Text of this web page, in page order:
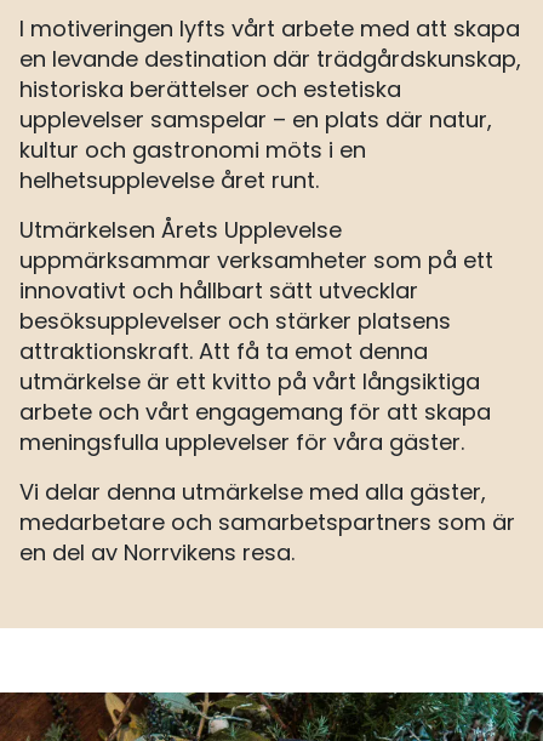
I motiveringen lyfts vårt arbete med att skapa
en levande destination där trädgårdskunskap,
historiska berättelser och estetiska
upplevelser samspelar – en plats där natur,
kultur och gastronomi möts i en
helhetsupplevelse året runt.
Utmärkelsen Årets Upplevelse
uppmärksammar verksamheter som på ett
innovativt och hållbart sätt utvecklar
besöksupplevelser och stärker platsens
attraktionskraft. Att få ta emot denna
utmärkelse är ett kvitto på vårt långsiktiga
arbete och vårt engagemang för att skapa
meningsfulla upplevelser för våra gäster.
Vi delar denna utmärkelse med alla gäster,
medarbetare och samarbetspartners som är
en del av Norrvikens resa.